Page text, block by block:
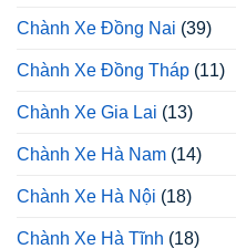
Chành Xe Đồng Nai (39)
Chành Xe Đồng Tháp (11)
Chành Xe Gia Lai (13)
Chành Xe Hà Nam (14)
Chành Xe Hà Nội (18)
Chành Xe Hà Tĩnh (18)